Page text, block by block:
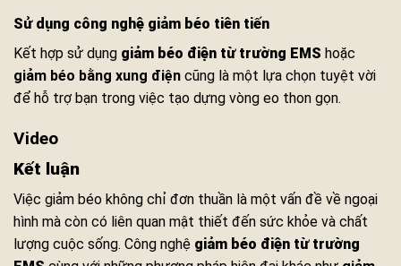
Sử dụng công nghệ giảm béo tiên tiến
Kết hợp sử dụng giảm béo điện từ trường EMS hoặc
giảm béo bằng xung điện cũng là một lựa chọn tuyệt vời
để hỗ trợ bạn trong việc tạo dựng vòng eo thon gọn.
Video
Kết luận
Việc giảm béo không chỉ đơn thuần là một vấn đề về ngoại
hình mà còn có liên quan mật thiết đến sức khỏe và chất
lượng cuộc sống. Công nghệ giảm béo điện từ trường